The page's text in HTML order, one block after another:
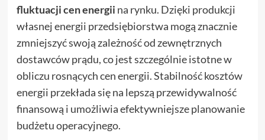
fluktuacji cen energii na rynku. Dzięki produkcji
własnej energii przedsiębiorstwa mogą znacznie
zmniejszyć swoją zależność od zewnętrznych
dostawców prądu, co jest szczególnie istotne w
obliczu rosnących cen energii. Stabilność kosztów
energii przekłada się na lepszą przewidywalność
finansową i umożliwia efektywniejsze planowanie
budżetu operacyjnego.